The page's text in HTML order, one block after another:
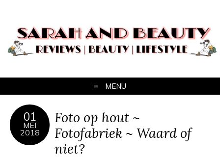
MENU
01
MEI
2018
Foto op hout ~
Fotofabriek ~ Waard of
niet?